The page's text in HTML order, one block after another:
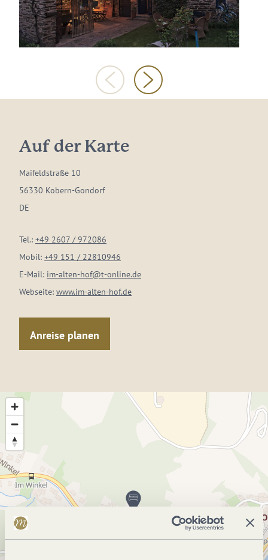
Auf der Karte
Maifeldstraße 10
56330 Kobern-Gondorf
DE
Tel.: +49 2607 / 972086
Mobil: +49 151 / 22810946
E-Mail: im-alten-hof@t-online.de
Webseite: www.im-alten-hof.de
Anreise planen